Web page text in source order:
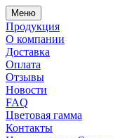
Меню
Продукция
О компании
Доставка
Оплата
Отзывы
Новости
FAQ
Цветовая гамма
Контакты